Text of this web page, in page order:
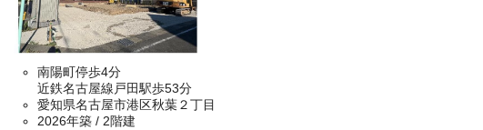
南陽町停歩4分
近鉄名古屋線戸田駅歩53分
愛知県名古屋市港区秋葉２丁目
2026年築 / 2階建